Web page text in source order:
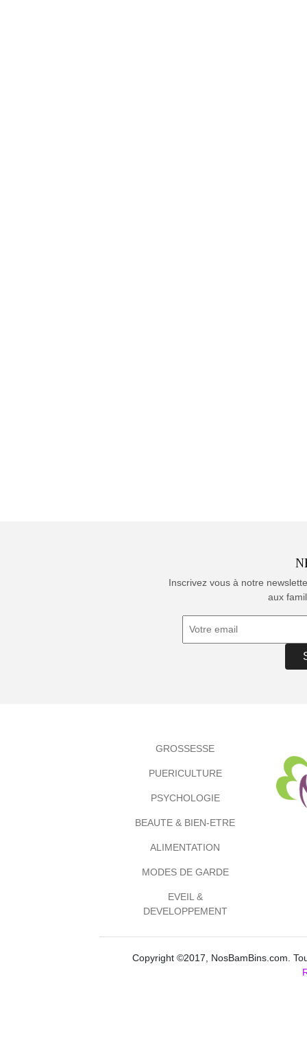
Inscrivez vous à notre
aux
GROSSESSE
PUERICULTURE
PSYCHOLOGIE
BEAUTE & BIEN-ETRE
ALIMENTATION
MODES DE GARDE
EVEIL &
DEVELOPPEMENT
Copyright ©2017, NosBamBins.com.